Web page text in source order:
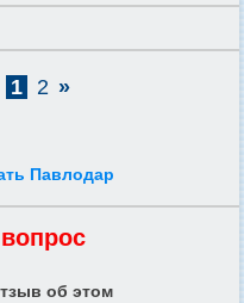
1 2 »
Павлодар
об этом